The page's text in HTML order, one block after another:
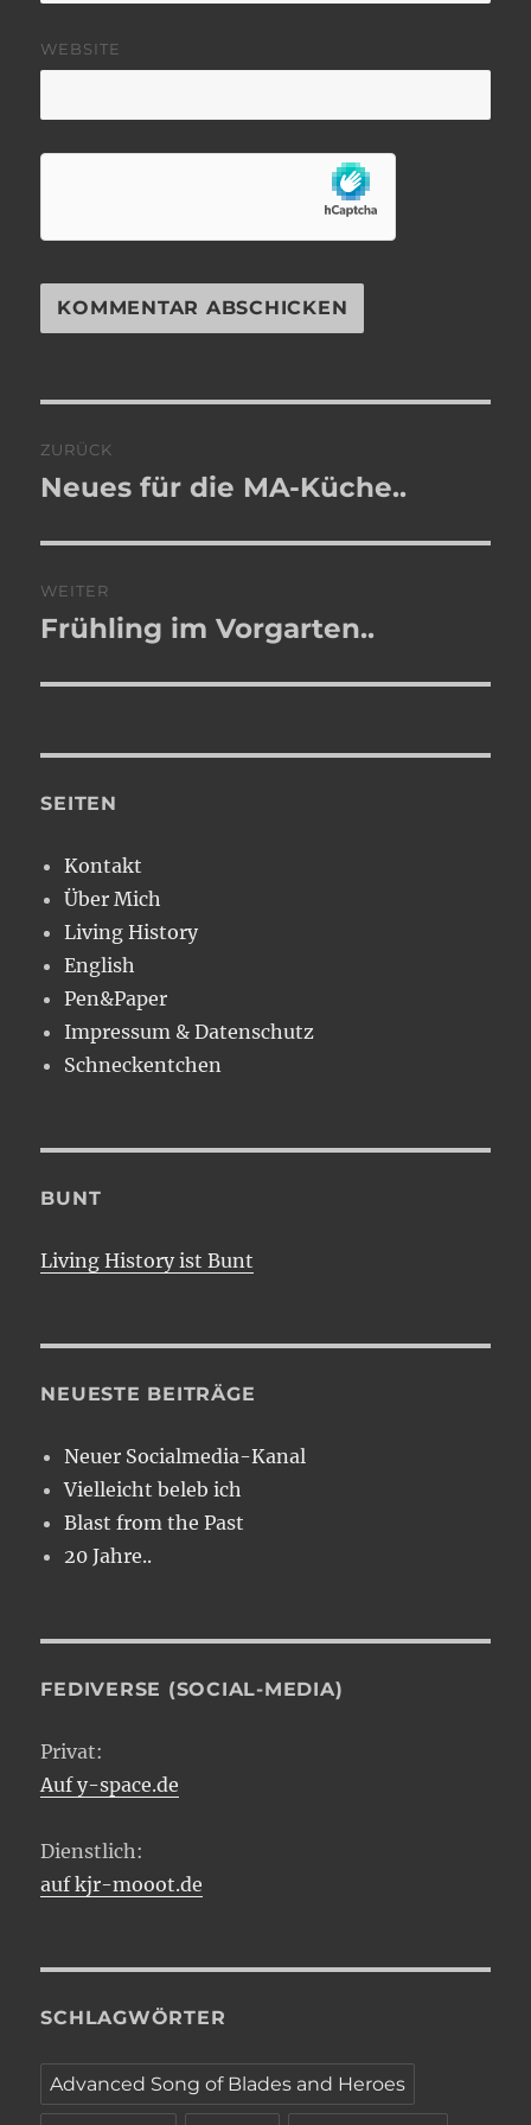
WEBSITE
ZURÜCK
Vorheriger
Neues für die MA-Küche..
WEITER
Nächster
Frühling im Vorgarten..
SEITEN
Kontakt
Über Mich
Living History
English
Pen&Paper
Impressum & Datenschutz
Schneckentchen
BUNT
Living History ist Bunt
NEUESTE BEITRÄGE
Neuer Socialmedia-Kanal
Vielleicht beleb ich
Blast from the Past
20 Jahre..
FEDIVERSE (SOCIAL-MEDIA)
Privat:
Auf y-space.de
Dienstlich:
auf kjr-mooot.de
SCHLAGWÖRTER
Advanced Song of Blades and Heroes